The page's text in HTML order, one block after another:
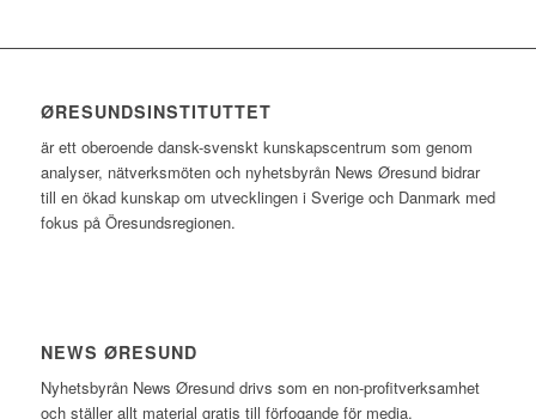
ØRESUNDSINSTITUTTET
är ett oberoende dansk-svenskt kunskapscentrum som genom
analyser, nätverksmöten och nyhetsbyrån News Øresund bidrar
till en ökad kunskap om utvecklingen i Sverige och Danmark med
fokus på Öresundsregionen.
NEWS ØRESUND
Nyhetsbyrån News Øresund drivs som en non-profitverksamhet
och ställer allt material gratis till förfogande för media.